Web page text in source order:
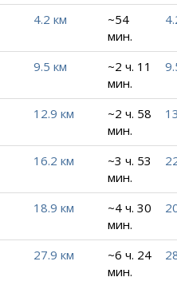
4.2 км
~54
мин.
9.5 км
~2 ч. 11
мин.
12.9 км
~2 ч. 58
мин.
16.2 км
~3 ч. 53
мин.
18.9 км
~4 ч. 30
мин.
27.9 км
~6 ч. 24
мин.